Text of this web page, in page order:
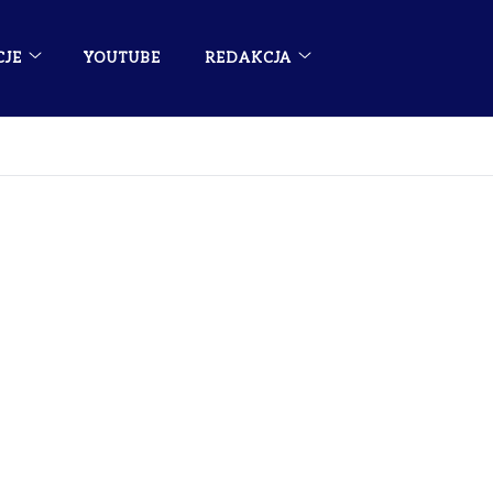
YOUTUBE REDAKCJA